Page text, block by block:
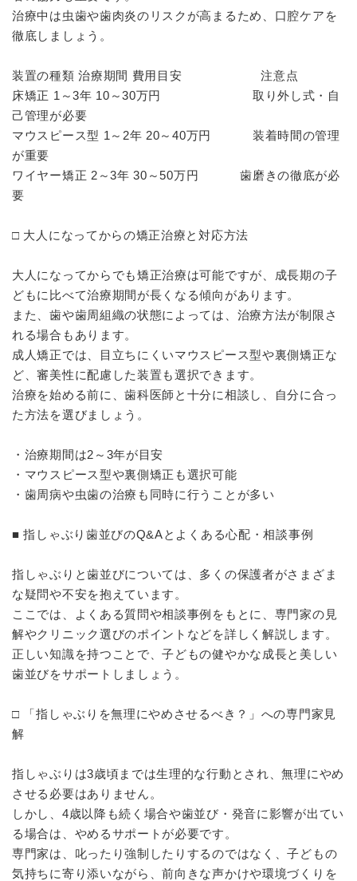
治療中は虫歯や歯肉炎のリスクが高まるため、口腔ケアを
徹底しましょう。
装置の種類 治療期間 費用目安 注意点
床矯正 1～3年 10～30万円 取り外し式・自
己管理が必要
マウスピース型 1～2年 20～40万円 装着時間の管理
が重要
ワイヤー矯正 2～3年 30～50万円 歯磨きの徹底が必
要
□ 大人になってからの矯正治療と対応方法
大人になってからでも矯正治療は可能ですが、成長期の子
どもに比べて治療期間が長くなる傾向があります。
また、歯や歯周組織の状態によっては、治療方法が制限さ
れる場合もあります。
成人矯正では、目立ちにくいマウスピース型や裏側矯正な
ど、審美性に配慮した装置も選択できます。
治療を始める前に、歯科医師と十分に相談し、自分に合っ
た方法を選びましょう。
・治療期間は2～3年が目安
・マウスピース型や裏側矯正も選択可能
・歯周病や虫歯の治療も同時に行うことが多い
■ 指しゃぶり歯並びのQ&Aとよくある心配・相談事例
指しゃぶりと歯並びについては、多くの保護者がさまざま
な疑問や不安を抱えています。
ここでは、よくある質問や相談事例をもとに、専門家の見
解やクリニック選びのポイントなどを詳しく解説します。
正しい知識を持つことで、子どもの健やかな成長と美しい
歯並びをサポートしましょう。
□ 「指しゃぶりを無理にやめさせるべき？」への専門家見
解
指しゃぶりは3歳頃までは生理的な行動とされ、無理にやめ
させる必要はありません。
しかし、4歳以降も続く場合や歯並び・発音に影響が出てい
る場合は、やめるサポートが必要です。
専門家は、叱ったり強制したりするのではなく、子どもの
気持ちに寄り添いながら、前向きな声かけや環境づくりを